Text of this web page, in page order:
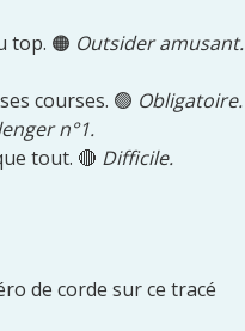
top. 🟠 Outsider amusant.
courses. 🟢 Obligatoire.
n°1.
tout. 🔴 Difficile.
de corde sur ce tracé